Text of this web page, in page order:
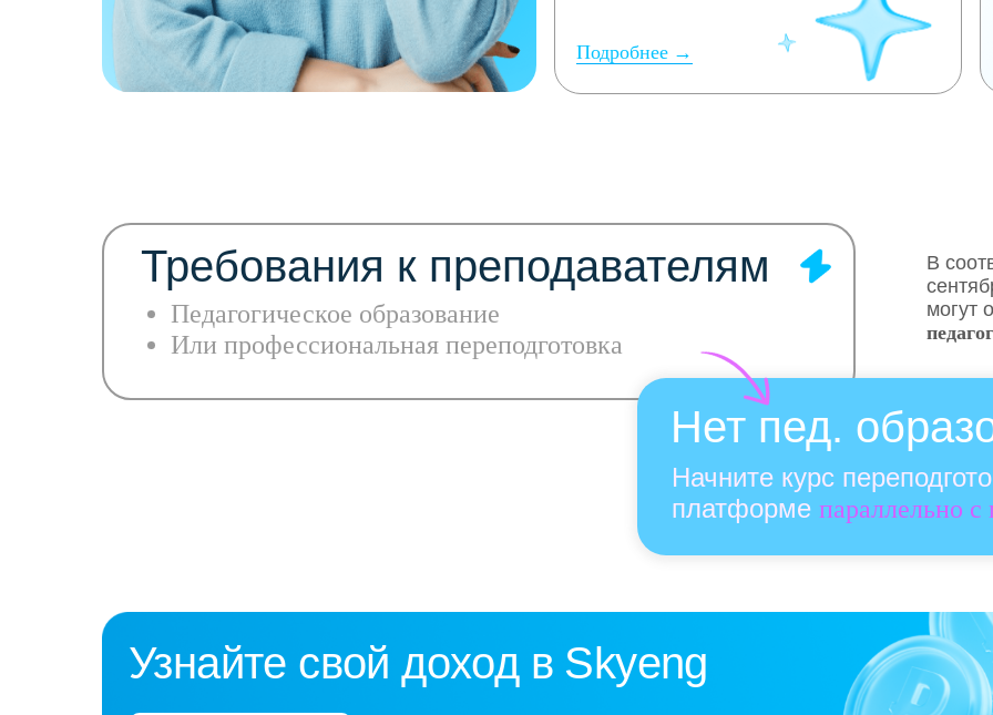
Подробнее →
Педагогическое образование
Или профессиональная переподготовка
В
могут
Начните курс
платформе параллельно с
Требования к преподавателям
Нет пед.
Узнайте свой доход в Skyeng